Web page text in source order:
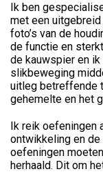
Ik ben
met een
foto’s van de
de functie en
de kauwspier en
slikbeweging
uitleg betreffende
gehemelte en het
Ik reik
ontwikkeling en
oefeningen
herhaald. Dit om